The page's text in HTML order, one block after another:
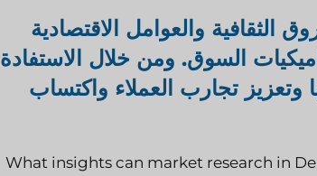
والعوامل الاقتصادية
السوق. ومن خلال الاستفادة
تجارب العملاء واكتساب
What insights can market research in